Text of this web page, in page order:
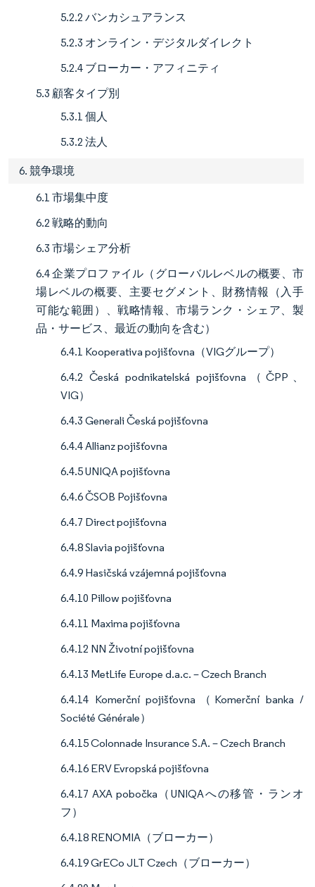
5.2.2 バンカシュアランス
5.2.3 オンライン・デジタルダイレクト
5.2.4 ブローカー・アフィニティ
5.3 顧客タイプ別
5.3.1 個人
5.3.2 法人
6. 競争環境
6.1 市場集中度
6.2 戦略的動向
6.3 市場シェア分析
6.4 企業プロファイル（グローバルレベルの概要、市
場レベルの概要、主要セグメント、財務情報（入手
可能な範囲）、戦略情報、市場ランク・シェア、製
品・サービス、最近の動向を含む）
6.4.1 Kooperativa pojišťovna（VIGグループ）
6.4.2 Česká podnikatelská pojišťovna（ČPP、
VIG）
6.4.3 Generali Česká pojišťovna
6.4.4 Allianz pojišťovna
6.4.5 UNIQA pojišťovna
6.4.6 ČSOB Pojišťovna
6.4.7 Direct pojišťovna
6.4.8 Slavia pojišťovna
6.4.9 Hasičská vzájemná pojišťovna
6.4.10 Pillow pojišťovna
6.4.11 Maxima pojišťovna
6.4.12 NN Životní pojišťovna
6.4.13 MetLife Europe d.a.c. – Czech Branch
6.4.14 Komerční pojišťovna（Komerční banka /
Société Générale）
6.4.15 Colonnade Insurance S.A. – Czech Branch
6.4.16 ERV Evropská pojišťovna
6.4.17 AXA pobočka（UNIQAへの移管・ランオ
フ）
6.4.18 RENOMIA（ブローカー）
6.4.19 GrECo JLT Czech（ブローカー）